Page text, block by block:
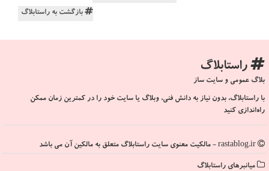
بازگشت به راستابلاگ
راستابلاگ
بلاگ عمومی و سایت ساز
با راستابلاگ، بدون نیاز به دانش فنی، وبلاگ یا سایت خود را در کمترین زمان ممکن
راه‌اندازی کنید
میانبرهای راستابلاگ